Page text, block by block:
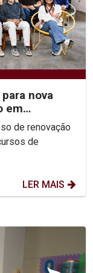
nova
em
de renovação
de
LER MAIS